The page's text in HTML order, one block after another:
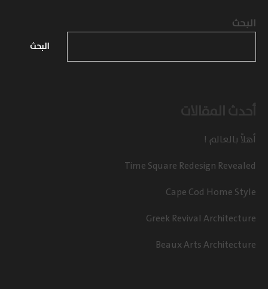
البحث
البحث
أحدث المقالات
أهلاً بالعالم !
Time Square Redesign Revealed
Cape Cod Home Style
Greek Revival Architecture
Beaux Arts Architecture